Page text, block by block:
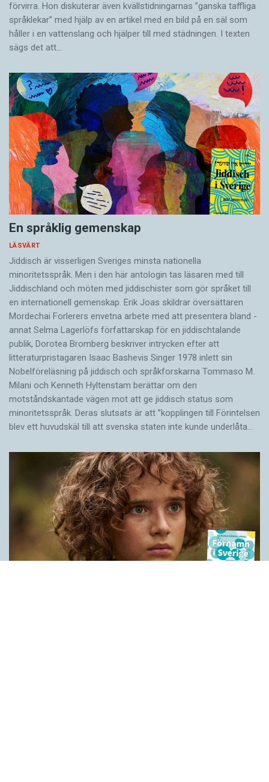
förvirra. Hon diskuterar även ­kvällstidningarnas ”ganska taffliga
språklekar” med hjälp av en artikel med en bild på en säl som
håller i en vatten­slang och hjälper till med städningen. I ­texten
sägs det att…
En språklig gemenskap
LÄSVÄRT
Jiddisch är visserligen Sveriges minsta nationella
minoritetsspråk. Men i den här antologin tas läsaren med till
Jiddischland och möten med jiddischister som gör språket till
en internationell gemenskap. Erik Joas skildrar översättaren
Morde­chai Forlerers envetna arbete med att presentera bland ­
annat Selma Lagerlöfs författarskap för en jiddisch­talande
publik, Dorotea Bromberg beskriver intrycken efter att
litteraturpristagaren Isaac Bashevis Singer 1978 inlett sin
Nobelföreläsning på jiddisch och språkforskarna Tommaso M.
Milani och Kenneth Hyltenstam berättar om den
motståndskantade vägen mot att ge jiddisch status som
minoritetsspråk. Deras slutsats är att ”kopplingen till Förintelsen
blev ett huvud­skäl till att svenska staten inte kunde underlåta…